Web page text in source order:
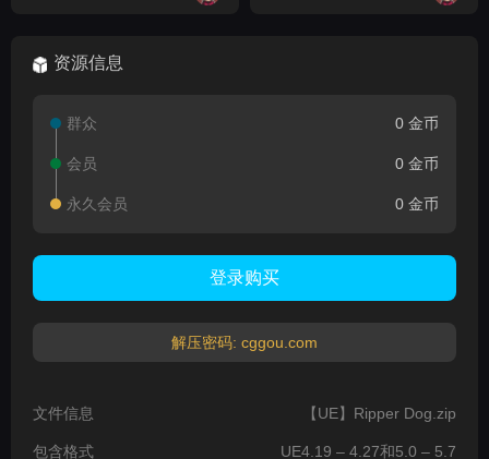
资源信息
群众 0 金币
会员 0 金币
永久会员 0 金币
登录购买
解压密码: cggou.com
文件信息 【UE】Ripper Dog.zip
包含格式 UE4.19 – 4.27和5.0 – 5.7